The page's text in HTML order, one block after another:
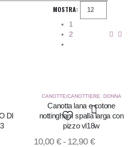
MOSTRA:
1
2
DI
Aggiungi
CANOTTE/CANOTTIERE DONNA
Canotta lana e cotone
nottingham spalla larga con
pizzo vl18w
10,00 € - 12,90 €